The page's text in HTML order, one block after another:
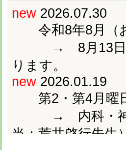
new 2026.07.30
令和8年8月（
→ 8月13日、
ります。
new 2026.01.19
第2・第4月曜日
→ 内科・神経
当：荒井啓行先生